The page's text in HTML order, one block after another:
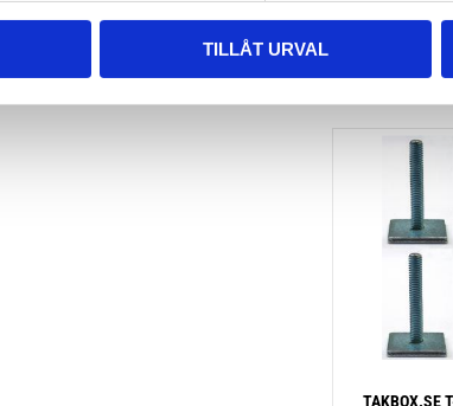
TILLÅT URVAL
TAKBOX.SE